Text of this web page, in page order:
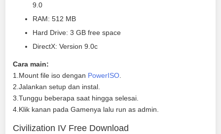
9.0
RAM: 512 MB
Hard Drive: 3 GB free space
DirectX: Version 9.0c
Cara main:
1.Mount file iso dengan PowerISO
2.Jalankan setup dan instal.
3.Tunggu beberapa saat hingga selesai.
4.Klik kanan pada Gamenya lalu run as admin.
Civilization IV Free Download